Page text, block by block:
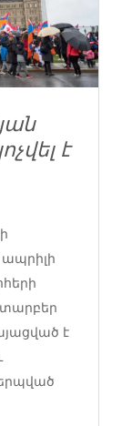
է
ապրիլի
տարբեր
է